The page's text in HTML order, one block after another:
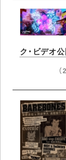
ク・ビデオ